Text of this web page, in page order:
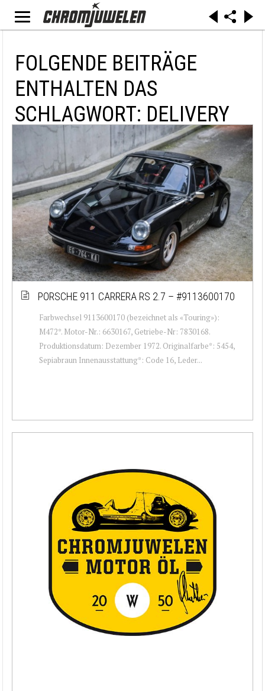
FOLGENDE BEITRÄGE
ENTHALTEN DAS
SCHLAGWORT: DELIVERY
PORSCHE 911 CARRERA RS 2.7 – #9113600170
Farbwechsel 9113600170 (bezeichnet als «Touring»):
M472*. Motor-Nr.: 6630167, Getriebe-Nr: 7830168.
Produktionsdatum: Dezember 1972. Originalfarbe*: 5454,
Sepiabraun Innenausstattung*: Code 16, Leder...